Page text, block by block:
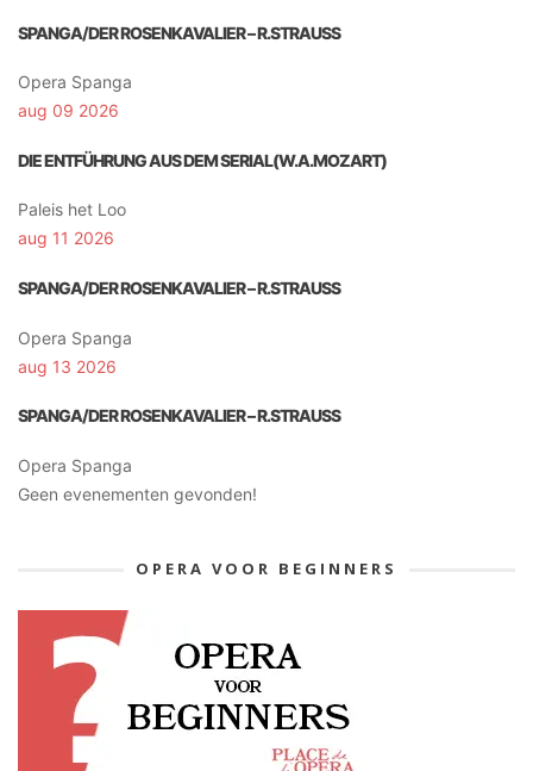
SPANGA/DER ROSENKAVALIER – R.STRAUSS
Opera Spanga
aug 09 2026
DIE ENTFÜHRUNG AUS DEM SERIAL(W.A.MOZART)
Paleis het Loo
aug 11 2026
SPANGA/DER ROSENKAVALIER – R.STRAUSS
Opera Spanga
aug 13 2026
SPANGA/DER ROSENKAVALIER – R.STRAUSS
Opera Spanga
Geen evenementen gevonden!
OPERA VOOR BEGINNERS